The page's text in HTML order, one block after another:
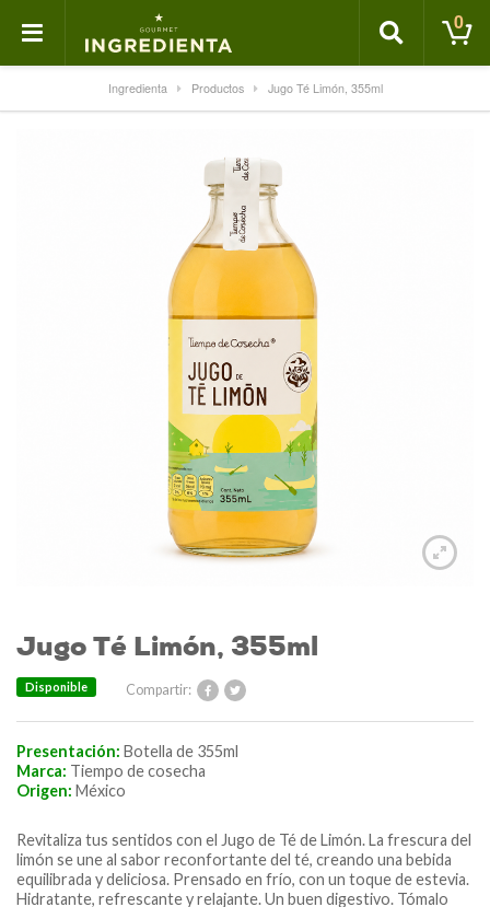
0
Ingredienta Productos Jugo Té Limón, 355ml
Jugo Té Limón, 355ml
Compartir:
Disponible
Presentación: Botella de 355ml
Marca: Tiempo de cosecha
Origen: México
Revitaliza tus sentidos con el Jugo de Té de Limón. La frescura del
limón se une al sabor reconfortante del té, creando una bebida
equilibrada y deliciosa. Prensado en frío, con un toque de estevia.
Hidratante, refrescante y relajante. Un buen digestivo. Tómalo